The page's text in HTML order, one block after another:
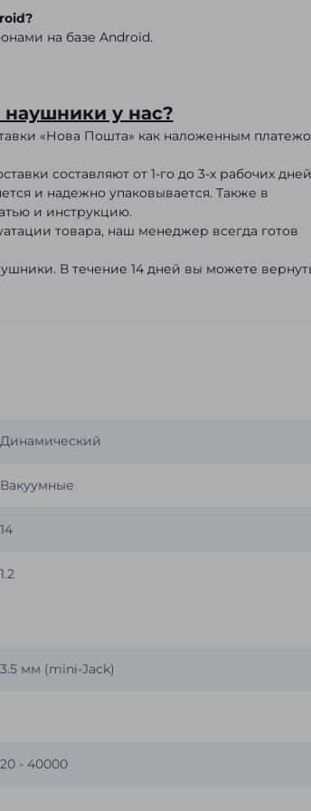
на базе Android.
наушники у нас?
«Нова Пошта» как наложенным
составляют от 1-го до 3-х рабочих
и надежно упаковывается. Также в
и инструкцию.
товара, наш менеджер всегда готов
В течение 14 дней вы можете
Динамический
Вакуумные
14
1.2
3.5 мм (mini-Jack)
20 - 40000